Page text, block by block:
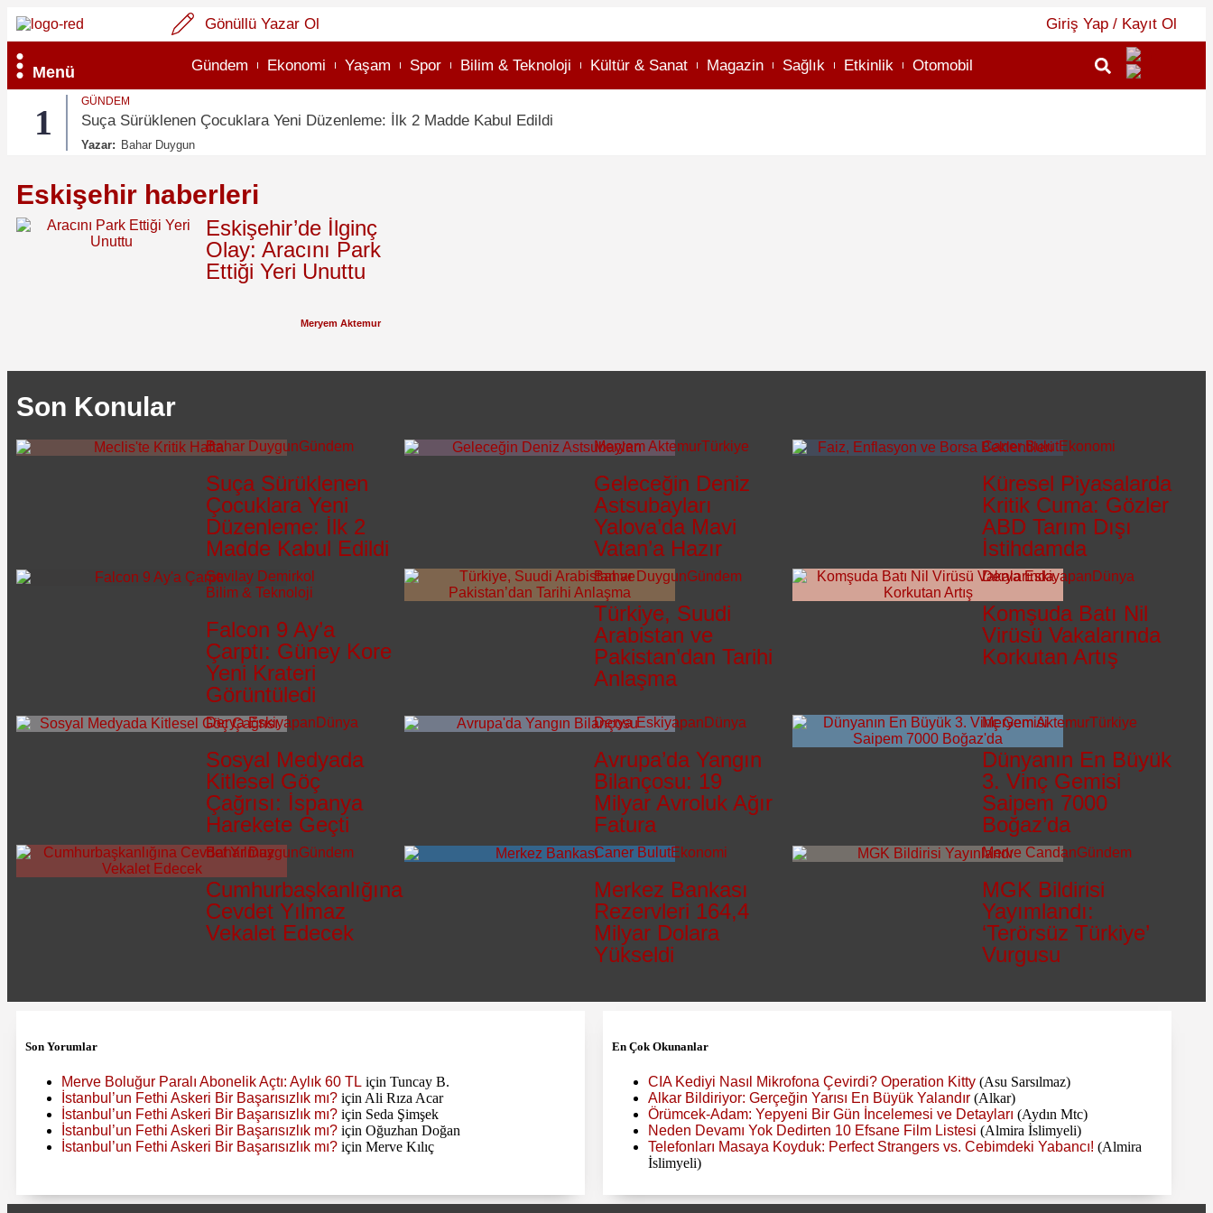
Gönüllü Yazar Ol Giriş Yap / Kayıt Ol
Menü Gündem Ekonomi Yaşam Spor Bilim & Teknoloji Kültür & Sanat Magazin Sağlık Etkinlik Otomobil
1
GÜNDEM
Suça Sürüklenen Çocuklara Yeni Düzenleme: İlk 2 Madde Kabul Edildi
Yazar: Bahar Duygun
Eskişehir haberleri
Eskişehir’de İlginç
Olay: Aracını Park
Ettiği Yeri Unuttu
Meryem Aktemur
Son Konular
Bahar DuygunGündem
Suça Sürüklenen
Çocuklara Yeni
Düzenleme: İlk 2
Madde Kabul Edildi
Meryem AktemurTürkiye
Geleceğin Deniz
Astsubayları
Yalova’da Mavi
Vatan’a Hazır
Caner BulutEkonomi
Küresel Piyasalarda
Kritik Cuma: Gözler
ABD Tarım Dışı
İstihdamda
Sevilay Demirkol
Bilim & Teknoloji
Falcon 9 Ay’a
Çarptı: Güney Kore
Yeni Krateri
Görüntüledi
Bahar DuygunGündem
Türkiye, Suudi
Arabistan ve
Pakistan’dan Tarihi
Anlaşma
Derya Eskiyapan Dünya
Komşuda Batı Nil
Virüsü Vakalarında
Korkutan Artış
Derya Eskiyapan Dünya
Sosyal Medyada
Kitlesel Göç
Çağrısı: İspanya
Harekete Geçti
Derya Eskiyapan Dünya
Avrupa’da Yangın
Bilançosu: 19
Milyar Avroluk Ağır
Fatura
Meryem AktemurTürkiye
Dünyanın En Büyük
3. Vinç Gemisi
Saipem 7000
Boğaz’da
Bahar DuygunGündem
Cumhurbaşkanlığına
Cevdet Yılmaz
Vekalet Edecek
Caner BulutEkonomi
Merkez Bankası
Rezervleri 164,4
Milyar Dolara
Yükseldi
Merve CandanGündem
MGK Bildirisi
Yayımlandı:
‘Terörsüz Türkiye’
Vurgusu
Son Yorumlar
Merve Boluğur Paralı Abonelik Açtı: Aylık 60 TL için Tuncay B.
İstanbul’un Fethi Askeri Bir Başarısızlık mı? için Ali Rıza Acar
İstanbul’un Fethi Askeri Bir Başarısızlık mı? için Seda Şimşek
İstanbul’un Fethi Askeri Bir Başarısızlık mı? için Oğuzhan Doğan
İstanbul’un Fethi Askeri Bir Başarısızlık mı? için Merve Kılıç
En Çok Okunanlar
CIA Kediyi Nasıl Mikrofona Çevirdi? Operation Kitty (Asu Sarsılmaz)
Alkar Bildiriyor: Gerçeğin Yarısı En Büyük Yalandır (Alkar)
Örümcek-Adam: Yepyeni Bir Gün İncelemesi ve Detayları (Aydın Mtc)
Neden Devamı Yok Dedirten 10 Efsane Film Listesi (Almira İslimyeli)
Telefonları Masaya Koyduk: Perfect Strangers vs. Cebimdeki Yabancı! (Almira
İslimyeli)